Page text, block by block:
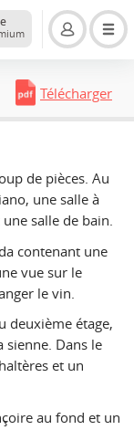
Télécharger
de pièces. Au
une salle à
salle de bain.
contenant une
vue sur le
le vin.
deuxième étage,
sienne. Dans le
et un
au fond et un